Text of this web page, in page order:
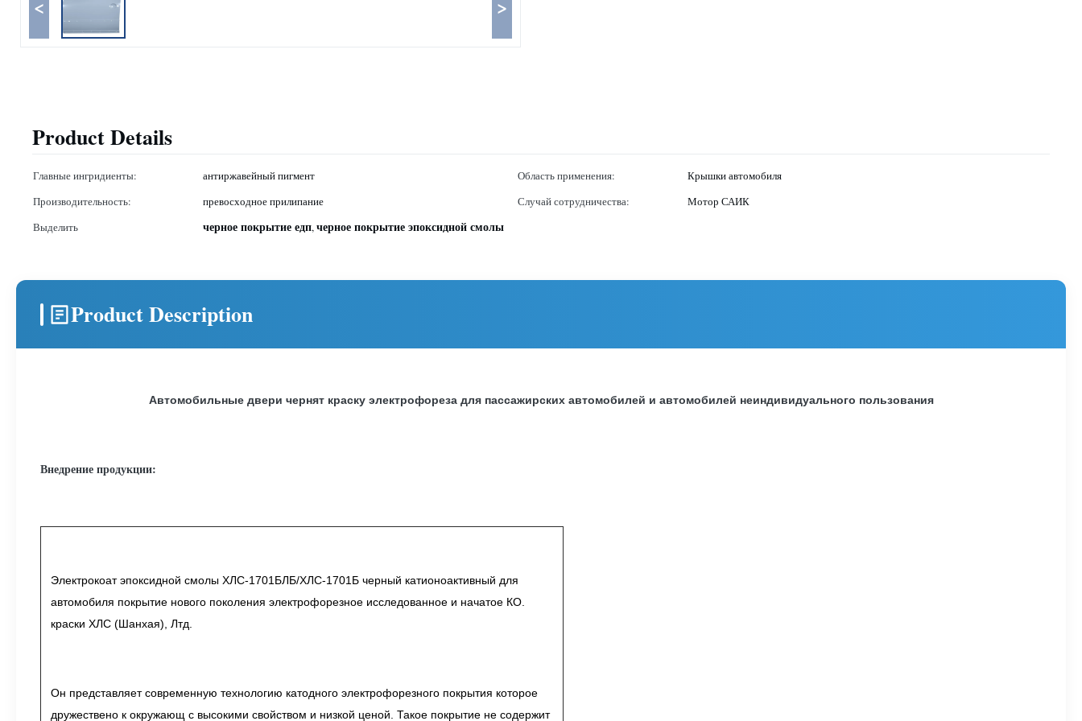
< >
Product Details
Главные ингридиенты: антиржавейный пигмент Область применения:
Крышки автомобиля
Производительность:
превосходное прилипание Случай сотрудничества:
Мотор САИК
Выделить
черное покрытие едп,черное покрытие эпоксидной смолы
Product Description
Автомобильные двери чернят краску электрофореза для пассажирских автомобилей и автомобилей неиндивидуального пользования
Внедрение продукции:
Электрокоат эпоксидной смолы ХЛС-1701БЛБ/ХЛС-1701Б черный катионоактивный для
автомобиля покрытие нового поколения электрофорезное исследованное и начатое КО.
краски ХЛС (Шанхая), Лтд.
Он представляет современную технологию катодного электрофорезного покрытия которое
дружествено к окружающ с высокими свойством и низкой ценой. Такое покрытие не содержит